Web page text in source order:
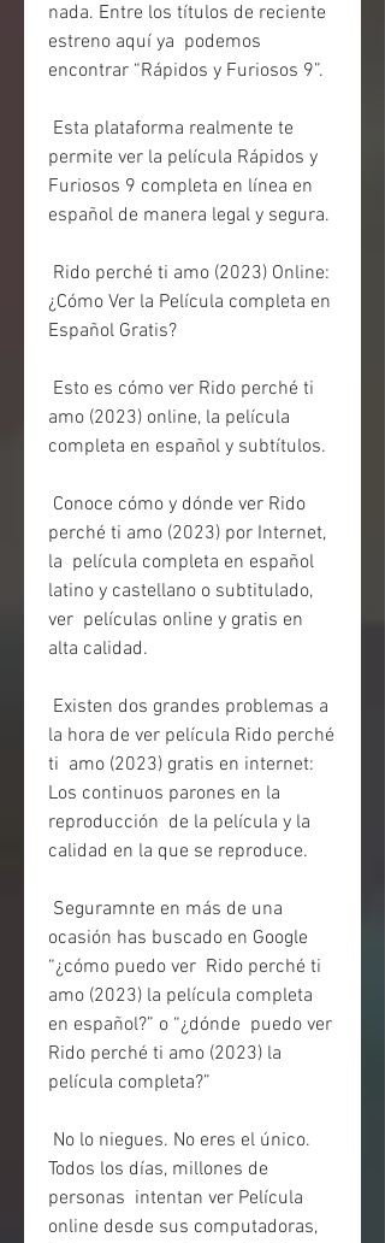
nada. Entre los títulos de reciente
estreno aquí ya  podemos
encontrar “Rápidos y Furiosos 9”.
permite ver la película Rápidos y
Furiosos 9 completa en línea en
español de manera legal y segura.
¿Cómo Ver la Película completa en
Español Gratis?
amo (2023) online, la película
completa en español y subtítulos.
perché ti amo (2023) por Internet,
la  película completa en español
latino y castellano o subtitulado,
ver  películas online y gratis en
alta calidad.
la hora de ver película Rido perché
ti  amo (2023) gratis en internet:
Los continuos parones en la
reproducción  de la película y la
calidad en la que se reproduce.
ocasión has buscado en Google
“¿cómo puedo ver  Rido perché ti
amo (2023) la película completa
en español?” o “¿dónde  puedo ver
Rido perché ti amo (2023) la
película completa?”
Todos los días, millones de
personas  intentan ver Película
online desde sus computadoras,